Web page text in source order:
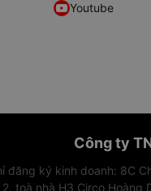
Youtube
Công ty
đăng ký kinh doanh: 8C
2, toà nhà H3 Circo Hoàng